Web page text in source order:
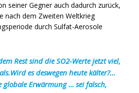
seiner Gegner auch dadurch zurück,
nach dem Zweiten Weltkrieg
durch Sulfat-Aerosole
Rest sind die SO2-Werte jetzt viel,
es deswegen heute kälter?…
globale Erwärmung … sei falsch,